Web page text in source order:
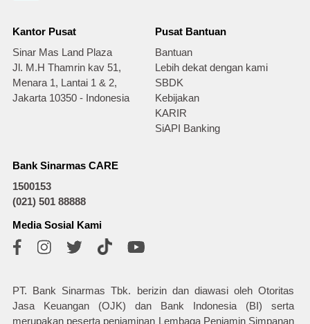
Kantor Pusat
Sinar Mas Land Plaza
Jl. M.H Thamrin kav 51,
Menara 1, Lantai 1 & 2,
Jakarta 10350 - Indonesia
Pusat Bantuan
Bantuan
Lebih dekat dengan kami
SBDK
Kebijakan
KARIR
SiAPI Banking
Bank Sinarmas CARE
1500153
(021) 501 88888
Media Sosial Kami
PT. Bank Sinarmas Tbk. berizin dan diawasi oleh Otoritas
Jasa Keuangan (OJK) dan Bank Indonesia (BI) serta
merupakan peserta penjaminan Lembaga Penjamin Simpanan